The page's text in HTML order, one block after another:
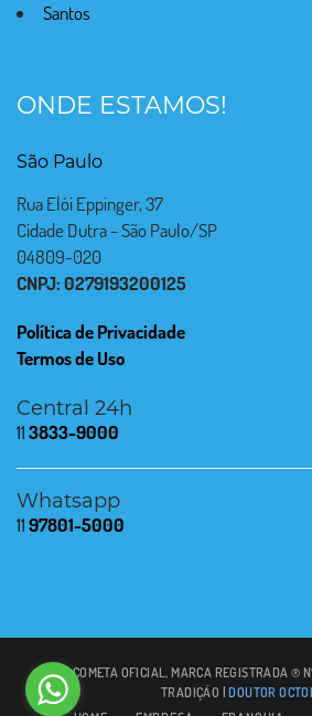
Santos
ONDE ESTAMOS!
São Paulo
Rua Elói Eppinger, 37
Cidade Dutra - São Paulo/SP
04809-020
CNPJ: 0279193200125
Política de Privacidade
Termos de Uso
Central 24h
113833-9000
Whatsapp
1197801-5000
© 2021 COMETA OFICIAL, MARCA REGISTRADA ®
TRADIÇÃO |DOUTOR